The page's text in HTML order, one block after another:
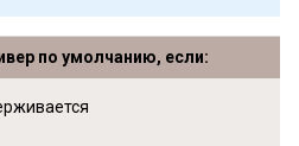
по умолчанию, если: